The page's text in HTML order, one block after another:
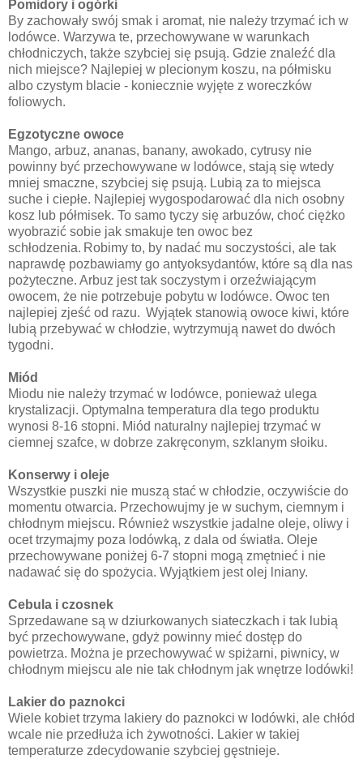
Pomidory i ogórki
By zachowały swój smak i aromat, nie należy trzymać ich w
lodówce. Warzywa te, przechowywane w warunkach
chłodniczych, także szybciej się psują. Gdzie znaleźć dla
nich miejsce? Najlepiej w plecionym koszu, na półmisku
albo czystym blacie - koniecznie wyjęte z woreczków
foliowych.
Egzotyczne owoce
Mango, arbuz, ananas, banany, awokado, cytrusy nie
powinny być przechowywane w lodówce, stają się wtedy
mniej smaczne, szybciej się psują. Lubią za to miejsca
suche i ciepłe. Najlepiej wygospodarować dla nich osobny
kosz lub półmisek. To samo tyczy się arbuzów, choć ciężko
wyobrazić sobie jak smakuje ten owoc bez
schłodzenia. Robimy to, by nadać mu soczystości, ale tak
naprawdę pozbawiamy go antyoksydantów, które są dla nas
pożyteczne. Arbuz jest tak soczystym i orzeźwiającym
owocem, że nie potrzebuje pobytu w lodówce. Owoc ten
najlepiej zjeść od razu. Wyjątek stanowią owoce kiwi, które
lubią przebywać w chłodzie, wytrzymują nawet do dwóch
tygodni.
Miód
Miodu nie należy trzymać w lodówce, ponieważ ulega
krystalizacji. Optymalna temperatura dla tego produktu
wynosi 8-16 stopni. Miód naturalny najlepiej trzymać w
ciemnej szafce, w dobrze zakręconym, szklanym słoiku.
Konserwy i oleje
Wszystkie puszki nie muszą stać w chłodzie, oczywiście do
momentu otwarcia. Przechowujmy je w suchym, ciemnym i
chłodnym miejscu. Również wszystkie jadalne oleje, oliwy i
ocet trzymajmy poza lodówką, z dala od światła. Oleje
przechowywane poniżej 6-7 stopni mogą zmętnieć i nie
nadawać się do spożycia. Wyjątkiem jest olej lniany.
Cebula i czosnek
Sprzedawane są w dziurkowanych siateczkach i tak lubią
być przechowywane, gdyż powinny mieć dostęp do
powietrza. Można je przechowywać w spiżarni, piwnicy, w
chłodnym miejscu ale nie tak chłodnym jak wnętrze lodówki!
Lakier do paznokci
Wiele kobiet trzyma lakiery do paznokci w lodówki, ale chłód
wcale nie przedłuża ich żywotności. Lakier w takiej
temperaturze zdecydowanie szybciej gęstnieje.